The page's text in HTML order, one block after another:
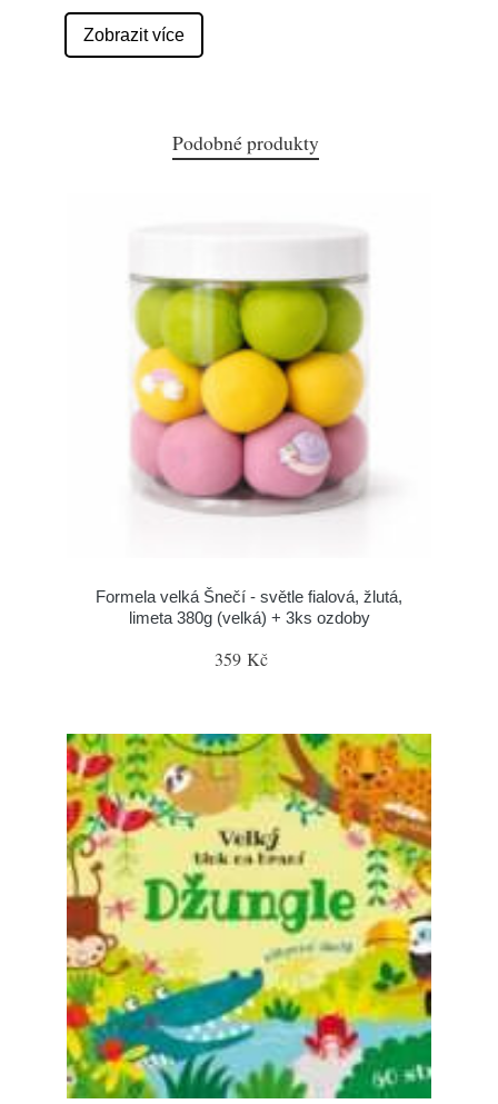
Zobrazit více
Podobné produkty
Formela velká Šnečí - světle fialová, žlutá,
limeta 380g (velká) + 3ks ozdoby
359 Kč